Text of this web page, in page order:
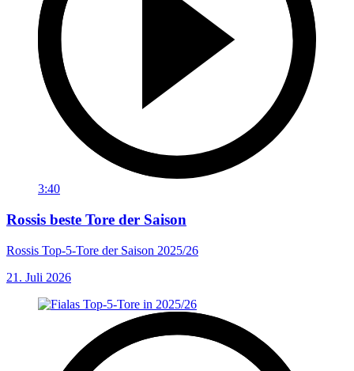
3:40
Rossis beste Tore der Saison
Rossis Top-5-Tore der Saison 2025/26
21. Juli 2026